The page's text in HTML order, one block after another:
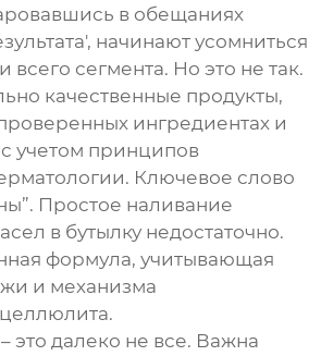
в обещаниях
начинают усомниться
всего сегмента. Но это не так.
качественные продукты,
ингредиентах и
учетом принципов
Ключевое слово
Простое наливание
в бутылку недостаточно.
формула, учитывающая
и механизма
это далеко не все. Важна